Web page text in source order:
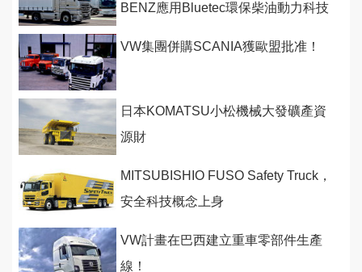
BENZ應用Bluetec環保柴油動力科技
VW集團併購SCANIA獲歐盟批准！
日本KOMATSU小松機械大發礦產資
源財
MITSUBISHIO FUSO Safety Truck，
安全科技概念上身
VW計畫在巴西建立重車零部件生產
線！